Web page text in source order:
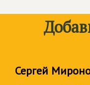
Сергей